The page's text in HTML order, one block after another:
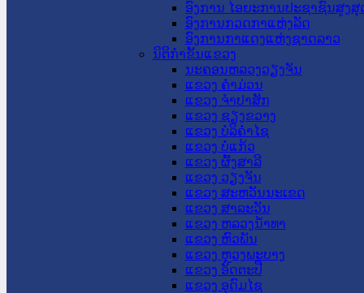
ອົງການ ໄອຍະການປະຊາຊົນສູງສຸ
ອົງການກວດກາແຫ່ງລັດ
ອົງການກາແດງແຫ່ງຊາດລາວ
ນິຕິກໍາຂັ້ນແຂວງ
ນະ​ຄອນ​ຫລວງວຽງຈັນ
ແຂວງ ຄໍາມ່ວນ
ແຂວງ ຈໍາປາສັກ
ແຂວງ ຊຽງຂວາງ
ແຂວງ ບໍລິຄໍາໄຊ
ແຂວງ ບໍ່ແກ້ວ
ແຂວງ ຜົ້ງສາລີ
ແຂວງ ວຽງຈັນ
ແຂວງ ສະຫວັນນະເຂດ
ແຂວງ ສາລະວັນ
ແຂວງ ຫລວງນໍ້າທາ
ແຂວງ ຫົວພັນ
ແຂວງ ຫຼວງພະບາງ
ແຂວງ ອັດຕະປື
ແຂວງ ອຸດົມໄຊ